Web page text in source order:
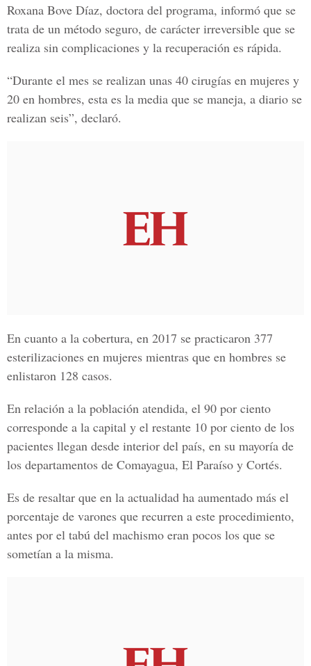
Roxana Bove Díaz, doctora del programa, informó que se
trata de un método seguro, de carácter irreversible que se
realiza sin complicaciones y la recuperación es rápida.
“Durante el mes se realizan unas 40 cirugías en mujeres y
20 en hombres, esta es la media que se maneja, a diario se
realizan seis”, declaró.
En cuanto a la cobertura, en 2017 se practicaron 377
esterilizaciones en mujeres mientras que en hombres se
enlistaron 128 casos.
En relación a la población atendida, el 90 por ciento
corresponde a la capital y el restante 10 por ciento de los
pacientes llegan desde interior del país, en su mayoría de
los departamentos de Comayagua, El Paraíso y Cortés.
Es de resaltar que en la actualidad ha aumentado más el
porcentaje de varones que recurren a este procedimiento,
antes por el tabú del machismo eran pocos los que se
sometían a la misma.